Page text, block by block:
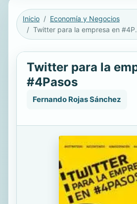
Inicio
Economía y Negocios
Twitter
Twitter para la
#4Pasos
Fernando Rojas Sánchez